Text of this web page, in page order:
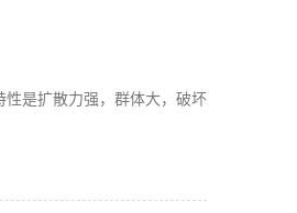
是扩散力强，群体大，破坏